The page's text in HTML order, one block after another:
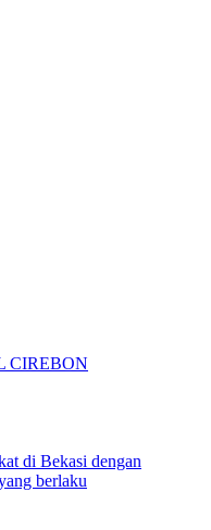
CIREBON
di Bekasi dengan
berlaku